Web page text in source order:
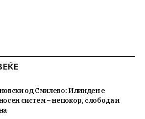
од Смилево: Илинден е
систем – непокор, слобода и